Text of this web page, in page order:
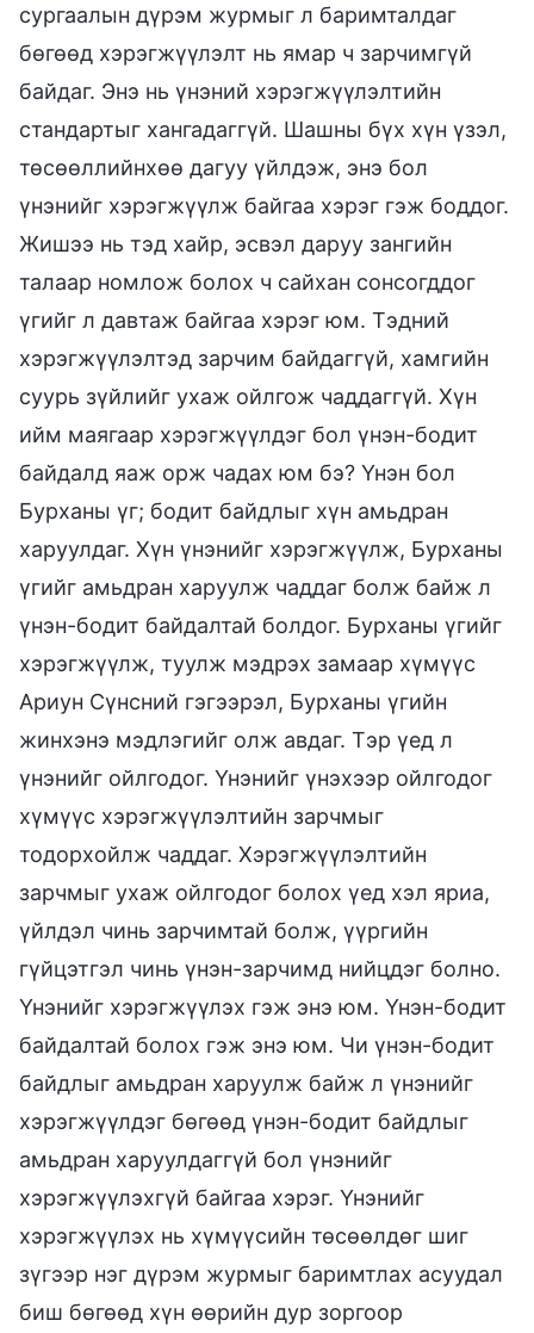
сургаалын дүрэм журмыг л баримталдаг
бөгөөд хэрэгжүүлэлт нь ямар ч зарчимгүй
байдаг. Энэ нь үнэний хэрэгжүүлэлтийн
стандартыг хангадаггүй. Шашны бүх хүн үзэл,
төсөөллийнхөө дагуу үйлдэж, энэ бол
үнэнийг хэрэгжүүлж байгаа хэрэг гэж боддог.
Жишээ нь тэд хайр, эсвэл даруу зангийн
талаар номлож болох ч сайхан сонсогддог
үгийг л давтаж байгаа хэрэг юм. Тэдний
хэрэгжүүлэлтэд зарчим байдаггүй, хамгийн
суурь зүйлийг ухаж ойлгож чаддаггүй. Хүн
ийм маягаар хэрэгжүүлдэг бол үнэн-бодит
байдалд яаж орж чадах юм бэ? Үнэн бол
Бурханы үг; бодит байдлыг хүн амьдран
харуулдаг. Хүн үнэнийг хэрэгжүүлж, Бурханы
үгийг амьдран харуулж чаддаг болж байж л
үнэн-бодит байдалтай болдог. Бурханы үгийг
хэрэгжүүлж, туулж мэдрэх замаар хүмүүс
Ариун Сүнсний гэгээрэл, Бурханы үгийн
жинхэнэ мэдлэгийг олж авдаг. Тэр үед л
үнэнийг ойлгодог. Үнэнийг үнэхээр ойлгодог
хүмүүс хэрэгжүүлэлтийн зарчмыг
тодорхойлж чаддаг. Хэрэгжүүлэлтийн
зарчмыг ухаж ойлгодог болох үед хэл яриа,
үйлдэл чинь зарчимтай болж, үүргийн
гүйцэтгэл чинь үнэн-зарчимд нийцдэг болно.
Үнэнийг хэрэгжүүлэх гэж энэ юм. Үнэн-бодит
байдалтай болох гэж энэ юм. Чи үнэн-бодит
байдлыг амьдран харуулж байж л үнэнийг
хэрэгжүүлдэг бөгөөд үнэн-бодит байдлыг
амьдран харуулдаггүй бол үнэнийг
хэрэгжүүлэхгүй байгаа хэрэг. Үнэнийг
хэрэгжүүлэх нь хүмүүсийн төсөөлдөг шиг
зүгээр нэг дүрэм журмыг баримтлах асуудал
биш бөгөөд хүн өөрийн дур зоргоор